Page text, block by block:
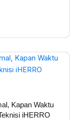
Kapan Waktu
iHERRO